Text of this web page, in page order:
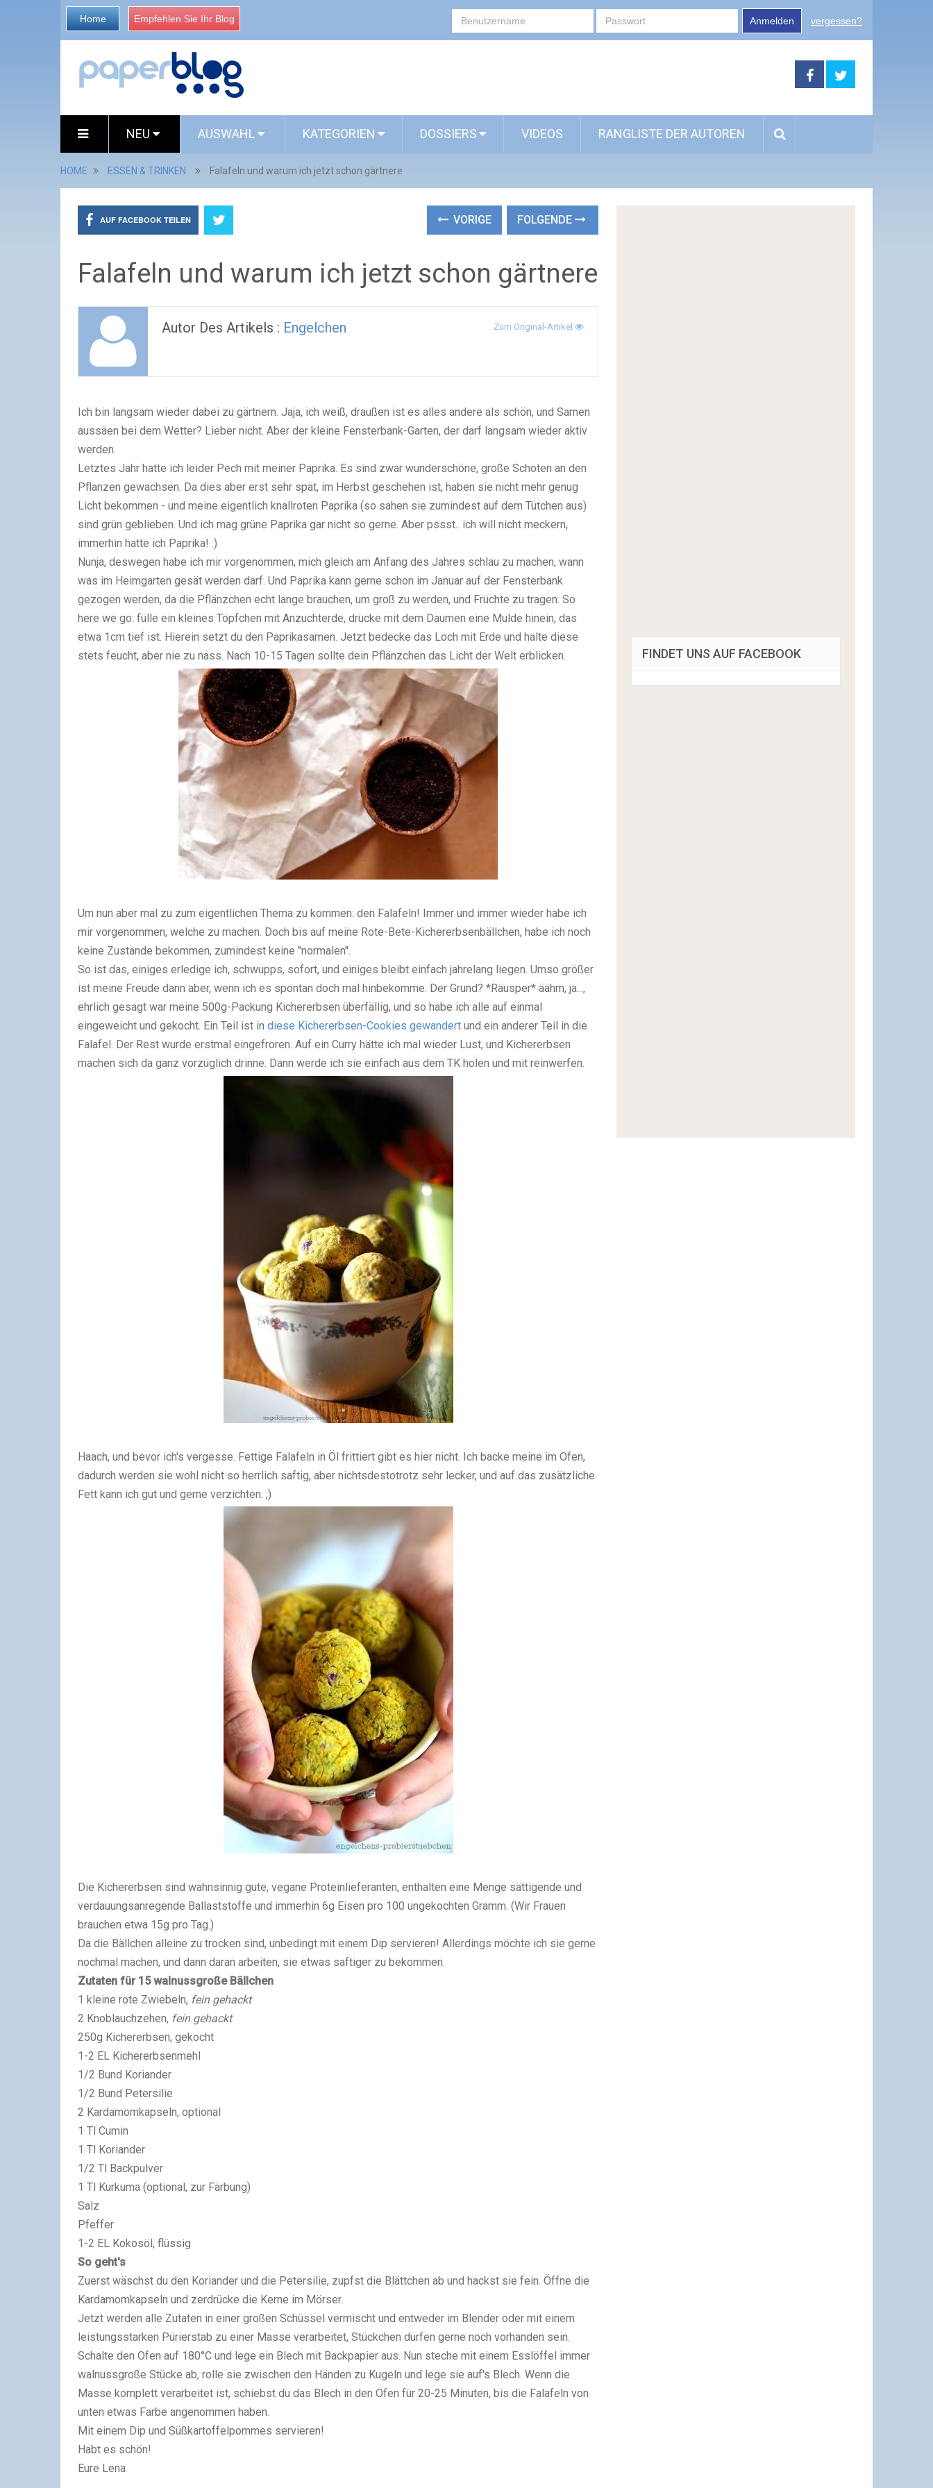
Home Empfehlen Sie Ihr Blog Anmelden vergessen?
NEU AUSWAHL KATEGORIEN DOSSIERS VIDEOS RANGLISTE DER AUTOREN
HOME ESSEN & TRINKEN Falafeln und warum ich jetzt schon gärtnere
AUF FACEBOOK TEILEN VORIGE FOLGENDE
Falafeln und warum ich jetzt schon gärtnere
Autor Des Artikels : Engelchen Zum Original-Artikel
Ich bin langsam wieder dabei zu gärtnern. Jaja, ich weiß, draußen ist es alles andere als schön, und Samen
aussäen bei dem Wetter? Lieber nicht. Aber der kleine Fensterbank-Garten, der darf langsam wieder aktiv
werden.
Letztes Jahr hatte ich leider Pech mit meiner Paprika. Es sind zwar wunderschöne, große Schoten an den
Pflanzen gewachsen. Da dies aber erst sehr spät, im Herbst geschehen ist, haben sie nicht mehr genug
Licht bekommen - und meine eigentlich knallroten Paprika (so sahen sie zumindest auf dem Tütchen aus)
sind grün geblieben. Und ich mag grüne Paprika gar nicht so gerne. Aber pssst.. ich will nicht meckern,
immerhin hatte ich Paprika! :)
Nunja, deswegen habe ich mir vorgenommen, mich gleich am Anfang des Jahres schlau zu machen, wann
was im Heimgarten gesät werden darf. Und Paprika kann gerne schon im Januar auf der Fensterbank
gezogen werden, da die Pflänzchen echt lange brauchen, um groß zu werden, und Früchte zu tragen. So
here we go: fülle ein kleines Töpfchen mit Anzuchterde, drücke mit dem Daumen eine Mulde hinein, das
etwa 1cm tief ist. Hierein setzt du den Paprikasamen. Jetzt bedecke das Loch mit Erde und halte diese
stets feucht, aber nie zu nass. Nach 10-15 Tagen sollte dein Pflänzchen das Licht der Welt erblicken.
Um nun aber mal zu zum eigentlichen Thema zu kommen: den Falafeln! Immer und immer wieder habe ich
mir vorgenommen, welche zu machen. Doch bis auf meine Rote-Bete-Kichererbsenbällchen, habe ich noch
keine Zustande bekommen, zumindest keine "normalen".
So ist das, einiges erledige ich, schwupps, sofort, und einiges bleibt einfach jahrelang liegen. Umso größer
ist meine Freude dann aber, wenn ich es spontan doch mal hinbekomme. Der Grund? *Räusper* äähm, ja...,
ehrlich gesagt war meine 500g-Packung Kichererbsen überfällig, und so habe ich alle auf einmal
eingeweicht und gekocht. Ein Teil ist in diese Kichererbsen-Cookies gewandert und ein anderer Teil in die
Falafel. Der Rest wurde erstmal eingefroren. Auf ein Curry hätte ich mal wieder Lust, und Kichererbsen
machen sich da ganz vorzüglich drinne. Dann werde ich sie einfach aus dem TK holen und mit reinwerfen.
Haach, und bevor ich's vergesse. Fettige Falafeln in Öl frittiert gibt es hier nicht. Ich backe meine im Ofen,
dadurch werden sie wohl nicht so herrlich saftig, aber nichtsdestotrotz sehr lecker, und auf das zusätzliche
Fett kann ich gut und gerne verzichten. ;)
Die Kichererbsen sind wahnsinnig gute, vegane Proteinlieferanten, enthalten eine Menge sättigende und
verdauungsanregende Ballaststoffe und immerhin 6g Eisen pro 100 ungekochten Gramm. (Wir Frauen
brauchen etwa 15g pro Tag.)
Da die Bällchen alleine zu trocken sind, unbedingt mit einem Dip servieren! Allerdings möchte ich sie gerne
nochmal machen, und dann daran arbeiten, sie etwas saftiger zu bekommen.
Zutaten für 15 walnussgroße Bällchen
1 kleine rote Zwiebeln, fein gehackt
2 Knoblauchzehen, fein gehackt
250g Kichererbsen, gekocht
1-2 EL Kichererbsenmehl
1/2 Bund Koriander
1/2 Bund Petersilie
2 Kardamomkapseln, optional
1 Tl Cumin
1 Tl Koriander
1/2 Tl Backpulver
1 Tl Kurkuma (optional, zur Färbung)
Salz
Pfeffer
1-2 EL Kokosöl, flüssig
So geht's
Zuerst wäschst du den Koriander und die Petersilie, zupfst die Blättchen ab und hackst sie fein. Öffne die
Kardamomkapseln und zerdrücke die Kerne im Mörser.
Jetzt werden alle Zutaten in einer großen Schüssel vermischt und entweder im Blender oder mit einem
leistungsstarken Pürierstab zu einer Masse verarbeitet, Stückchen dürfen gerne noch vorhanden sein.
Schalte den Ofen auf 180°C und lege ein Blech mit Backpapier aus. Nun steche mit einem Esslöffel immer
walnussgroße Stücke ab, rolle sie zwischen den Händen zu Kugeln und lege sie auf's Blech. Wenn die
Masse komplett verarbeitet ist, schiebst du das Blech in den Ofen für 20-25 Minuten, bis die Falafeln von
unten etwas Farbe angenommen haben.
Mit einem Dip und Süßkartoffelpommes servieren!
Habt es schön!
Eure Lena
FINDET UNS AUF FACEBOOK